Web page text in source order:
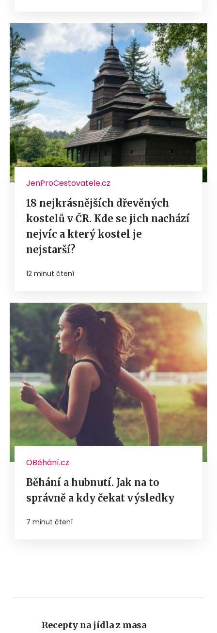
JenProCestovatele.cz
18 nejkrásnějších dřevěných
kostelů v ČR. Kde se jich nachází
nejvíc a který kostel je
nejstarší?
12 minut čtení
OBěhání.cz
Běhání a hubnutí. Jak na to
správně a kdy čekat výsledky
7 minut čtení
Recepty na jídla z masa